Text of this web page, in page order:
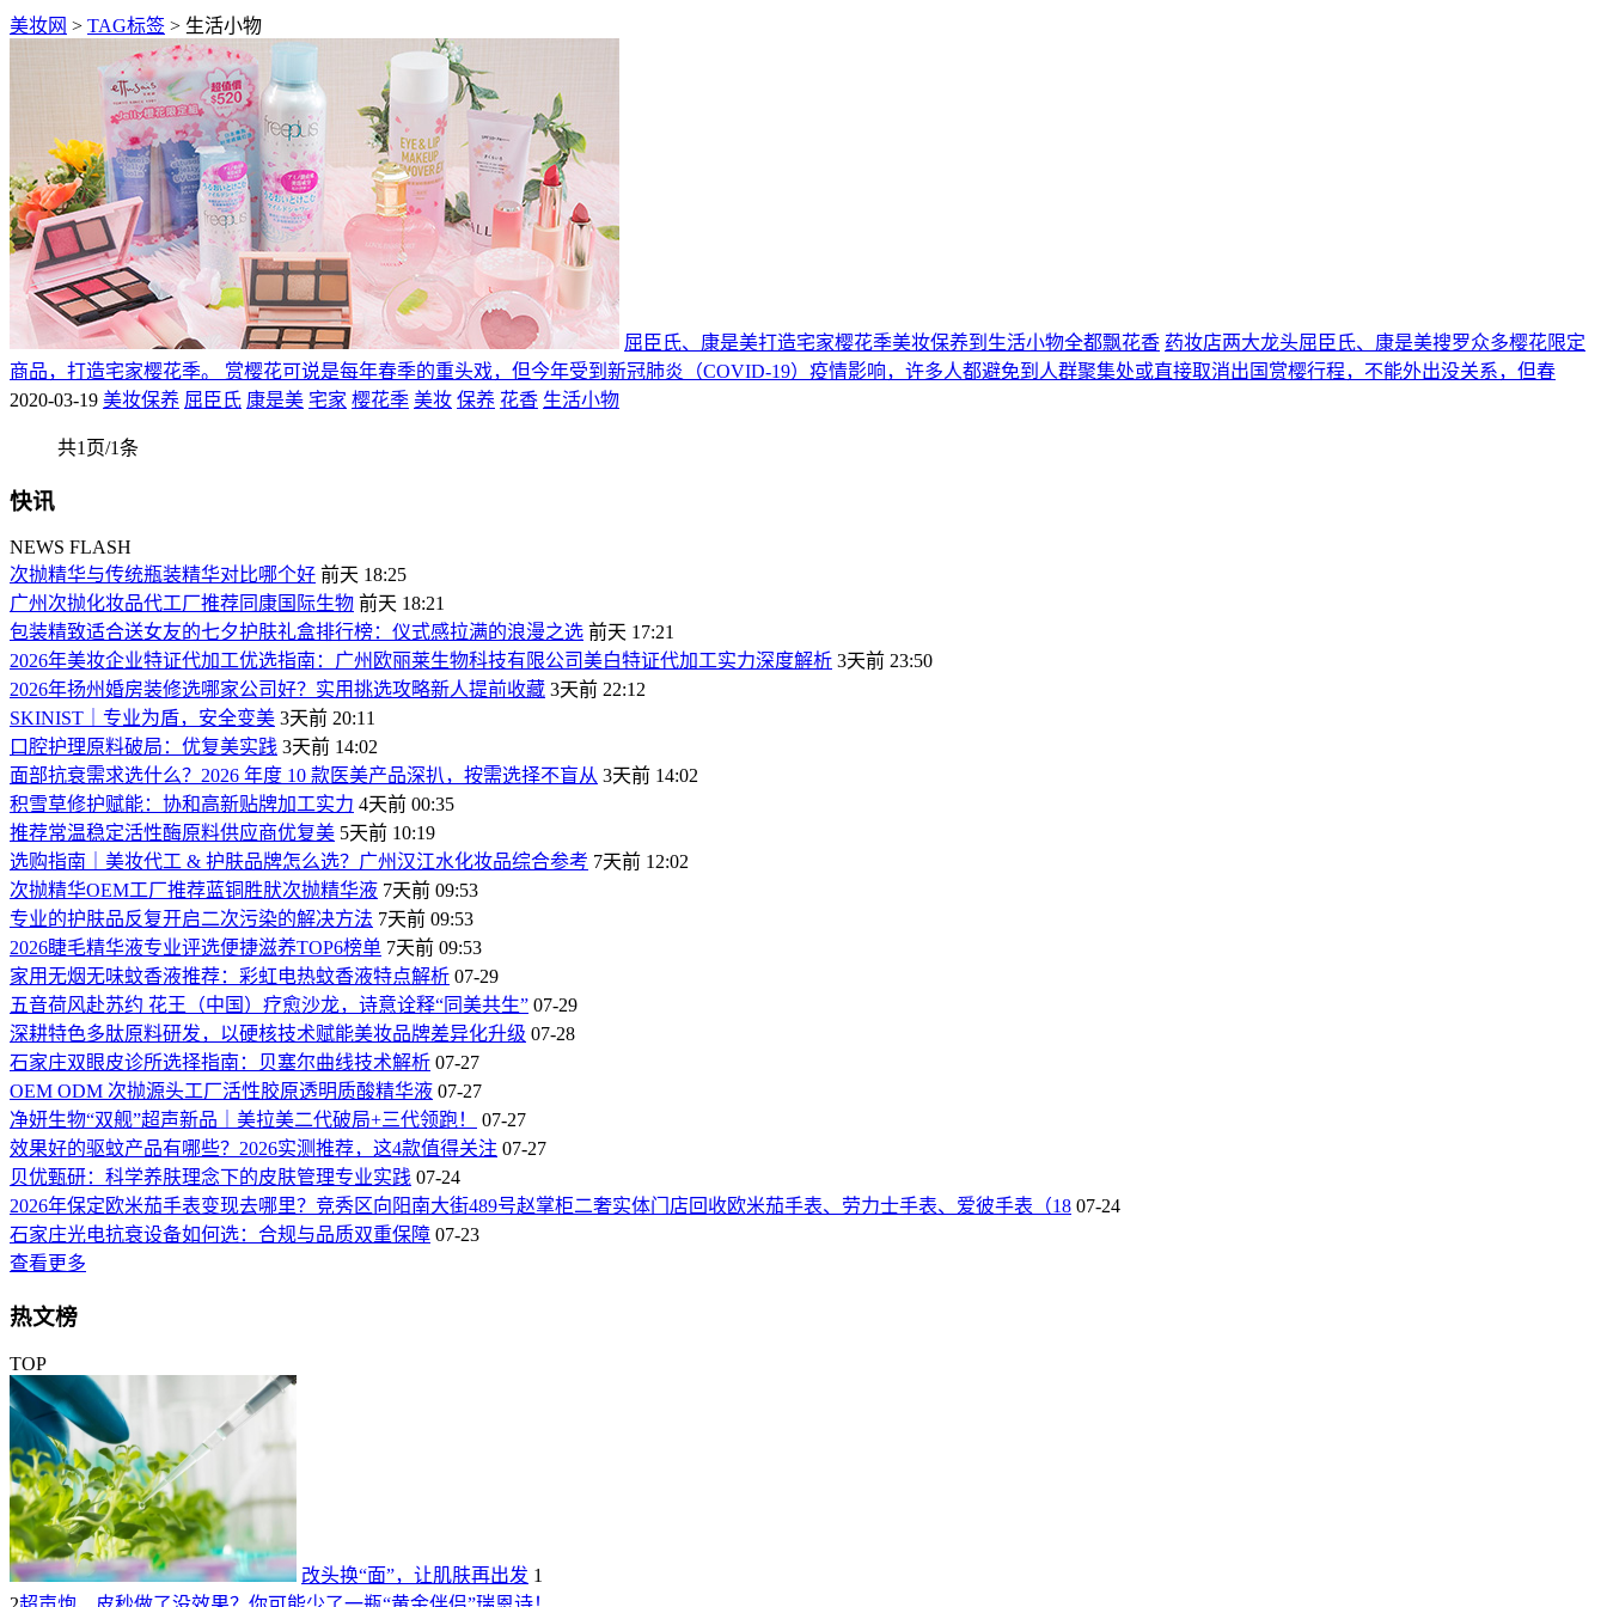
美妆网 > TAG标签 > 生活小物
屈臣氏、康是美打造宅家樱花季美妆保养到生活小物全都飘花香 药妆店两大龙头屈臣氏、康是美搜罗众多樱花限定
商品，打造宅家樱花季。 赏樱花可说是每年春季的重头戏，但今年受到新冠肺炎（COVID-19）疫情影响，许多人都避免到人群聚集处或直接取消出国赏樱行程，不能外出没关系，但春
2020-03-19 美妆保养 屈臣氏 康是美 宅家 樱花季 美妆 保养 花香 生活小物
共1页/1条
快讯
NEWS FLASH
次抛精华与传统瓶装精华对比哪个好 前天 18:25
广州次抛化妆品代工厂推荐同康国际生物 前天 18:21
包装精致适合送女友的七夕护肤礼盒排行榜：仪式感拉满的浪漫之选 前天 17:21
2026年美妆企业特证代加工优选指南：广州欧丽莱生物科技有限公司美白特证代加工实力深度解析 3天前 23:50
2026年扬州婚房装修选哪家公司好？实用挑选攻略新人提前收藏 3天前 22:12
SKINIST｜专业为盾，安全变美 3天前 20:11
口腔护理原料破局：优复美实践 3天前 14:02
面部抗衰需求选什么？2026 年度 10 款医美产品深扒，按需选择不盲从 3天前 14:02
积雪草修护赋能：协和高新贴牌加工实力 4天前 00:35
推荐常温稳定活性酶原料供应商优复美 5天前 10:19
选购指南｜美妆代工 & 护肤品牌怎么选？广州汉江水化妆品综合参考 7天前 12:02
次抛精华OEM工厂推荐蓝铜胜肰次抛精华液 7天前 09:53
专业的护肤品反复开启二次污染的解决方法 7天前 09:53
2026睫毛精华液专业评选便捷滋养TOP6榜单 7天前 09:53
家用无烟无味蚊香液推荐：彩虹电热蚊香液特点解析 07-29
五音荷风赴苏约 花王（中国）疗愈沙龙，诗意诠释“同美共生” 07-29
深耕特色多肽原料研发，以硬核技术赋能美妆品牌差异化升级 07-28
石家庄双眼皮诊所选择指南：贝塞尔曲线技术解析 07-27
OEM ODM 次抛源头工厂活性胶原透明质酸精华液 07-27
净妍生物“双舰”超声新品｜美拉美二代破局+三代领跑！
07-27
效果好的驱蚊产品有哪些？2026实测推荐，这4款值得关注 07-27
贝优甄研：科学养肤理念下的皮肤管理专业实践 07-24
2026年保定欧米茄手表变现去哪里？竞秀区向阳南大街489号赵掌柜二奢实体门店回收欧米茄手表、劳力士手表、爱彼手表（18 07-24
石家庄光电抗衰设备如何选：合规与品质双重保障 07-23
查看更多
热文榜
TOP
改头换“面”，让肌肤再出发 1